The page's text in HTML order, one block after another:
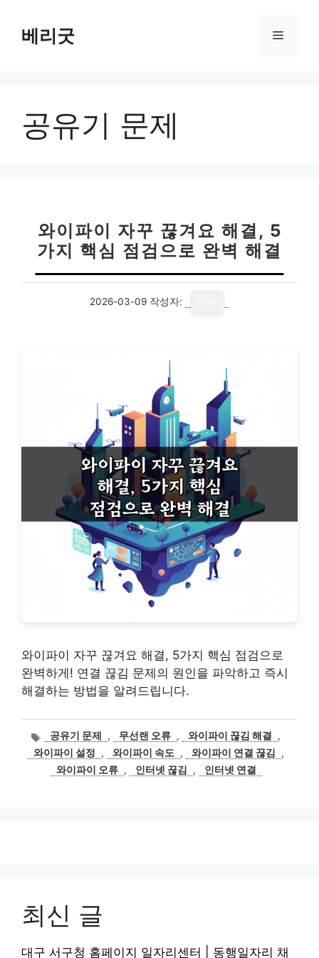
베리굿 메
공유기 문제
와이파이 자꾸 끊겨요 해결, 5
가지 핵심 점검으로 완벽 해결
2026-03-09 작성자:
와이파이 자꾸 끊겨요 해결, 5가지 핵심 점검으로
완벽하게! 연결 끊김 문제의 원인을 파악하고 즉시
해결하는 방법을 알려드립니다.
태
그
공유기 문제 , 무선랜 오류 , 와이파이 끊김 해결
,
와이파이 설정
, 와이파이 속도 , 와이파이 연결 끊김
,
와이파이 오류 , 인터넷 끊김 , 인터넷 연결
최신 글
대구 서구청 홈페이지 일자리센터 | 동행일자리 채